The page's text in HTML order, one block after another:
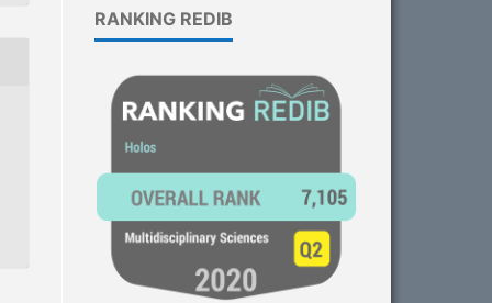
RANKING REDIB